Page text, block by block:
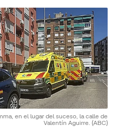
en el lugar del suceso, la calle de
Valentín Aguirre. (ABC)